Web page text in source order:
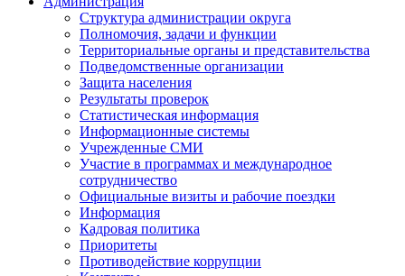
Структура администрации округа
Полномочия, задачи и функции
Территориальные органы и представительства
Подведомственные организации
Защита населения
Результаты проверок
Статистическая информация
Информационные системы
Учрежденные СМИ
Участие в программах и международное
сотрудничество
Официальные визиты и рабочие поездки
Информация
Кадровая политика
Приоритеты
Противодействие коррупции